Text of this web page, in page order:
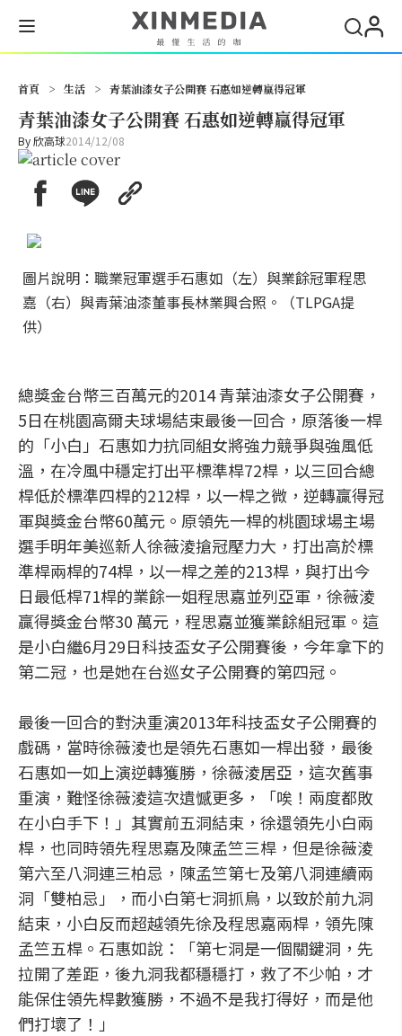
首頁 > 生活 > 青葉油漆女子公開賽 石惠如逆轉贏得冠軍
青葉油漆女子公開賽 石惠如逆轉贏得冠軍
By欣高球2014/12/08
圖片說明：職業冠軍選手石惠如（左）與業餘冠軍程思
嘉（右）與青葉油漆董事長林業興合照。（TLPGA提
供）
總獎金台幣三百萬元的2014 青葉油漆女子公開賽，
5日在桃園高爾夫球場結束最後一回合，原落後一桿
的「小白」石惠如力抗同組女將強力競爭與強風低
溫，在冷風中穩定打出平標準桿72桿，以三回合總
桿低於標準四桿的212桿，以一桿之微，逆轉贏得冠
軍與獎金台幣60萬元。原領先一桿的桃園球場主場
選手明年美巡新人徐薇淩搶冠壓力大，打出高於標
準桿兩桿的74桿，以一桿之差的213桿，與打出今
日最低桿71桿的業餘一姐程思嘉並列亞軍，徐薇淩
贏得獎金台幣30 萬元，程思嘉並獲業餘組冠軍。這
是小白繼6月29日科技盃女子公開賽後，今年拿下的
第二冠，也是她在台巡女子公開賽的第四冠。
最後一回合的對決重演2013年科技盃女子公開賽的
戲碼，當時徐薇淩也是領先石惠如一桿出發，最後
石惠如一如上演逆轉獲勝，徐薇淩居亞，這次舊事
重演，難怪徐薇淩這次遺憾更多，「唉！兩度都敗
在小白手下！」其實前五洞結束，徐還領先小白兩
桿，也同時領先程思嘉及陳孟竺三桿，但是徐薇淩
第六至八洞連三柏忌，陳孟竺第七及第八洞連續兩
洞「雙柏忌」，而小白第七洞抓鳥，以致於前九洞
結束，小白反而超越領先徐及程思嘉兩桿，領先陳
孟竺五桿。石惠如說：「第七洞是一個關鍵洞，先
拉開了差距，後九洞我都穩穩打，救了不少帕，才
能保住領先桿數獲勝，不過不是我打得好，而是他
們打壞了！」